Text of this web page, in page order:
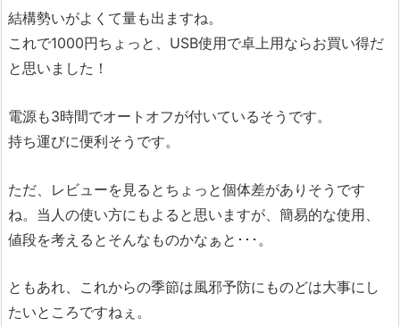
結構勢いがよくて量も出ますね。
これで1000円ちょっと、USB使用で卓上用ならお買い得だ
と思いました！
電源も3時間でオートオフが付いているそうです。
持ち運びに便利そうです。
ただ、レビューを見るとちょっと個体差がありそうです
ね。当人の使い方にもよると思いますが、簡易的な使用、
値段を考えるとそんなものかなぁと･･･。
ともあれ、これからの季節は風邪予防にものどは大事にし
たいところですねぇ。